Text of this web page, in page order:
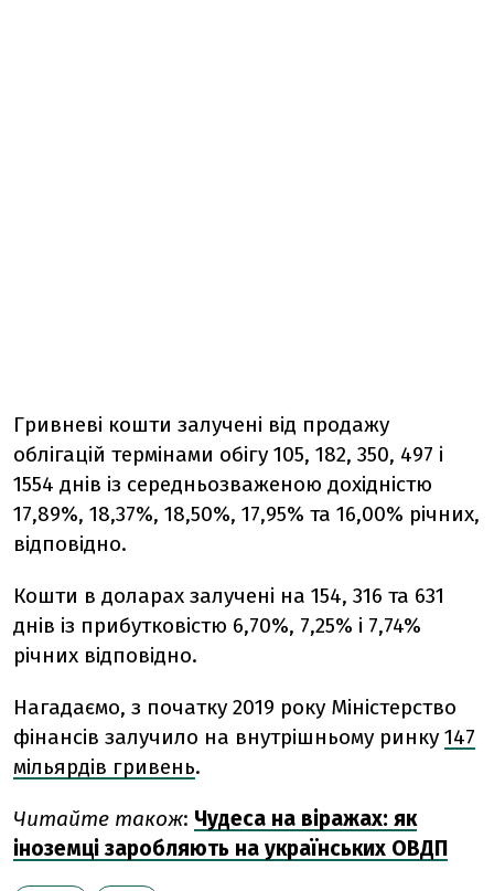
Гривневі кошти залучені від продажу
облігацій термінами обігу 105, 182, 350, 497 і
1554 днів із середньозваженою дохідністю
17,89%, 18,37%, 18,50%, 17,95% та 16,00% річних,
відповідно.
Кошти в доларах залучені на 154, 316 та 631
днів із прибутковістю 6,70%, 7,25% і 7,74%
річних відповідно.
Нагадаємо, з початку 2019 року Міністерство
фінансів залучило на внутрішньому ринку 147
мільярдів гривень.
Читайте також: Чудеса на віражах: як
іноземці заробляють на українських ОВДП